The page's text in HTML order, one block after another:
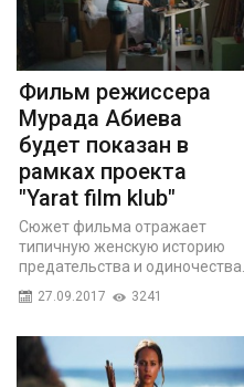
Фильм режиссера
Мурада Абиева
будет показан в
рамках проекта
"Yarat film klub"
Сюжет фильма отражает
типичную женскую историю
предательства и одиночества.
27.09.2017 3241